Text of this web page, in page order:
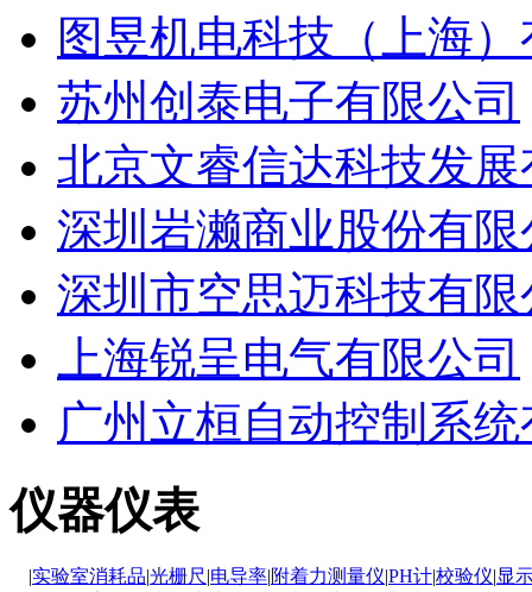
图昱机电科技（上海
苏州创泰电子有限公司
北京文睿信达科技发
深圳岩濑商业股份有限
深圳市空思迈科技有限
上海锐呈电气有限公司
广州立桓自动控制系
仪器仪表
|实验室消耗品|光栅尺 |电导率|附着力测量仪|PH计|校验仪|显